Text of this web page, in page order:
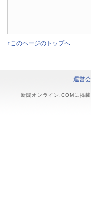
↑このページのトップへ
運営
新聞オンライン.COMに掲